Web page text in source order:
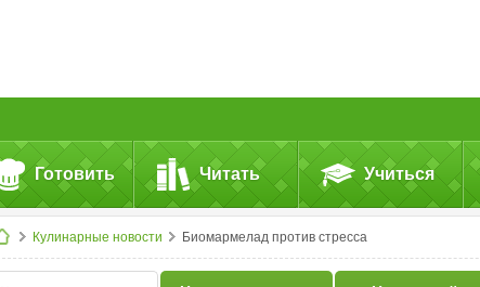
Готовить Читать Учиться
Кулинарные новости Биомармелад против стресса